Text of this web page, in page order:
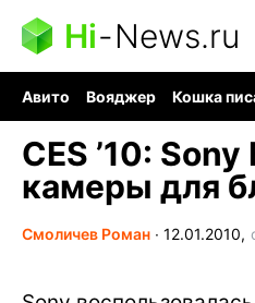
Hi-News.ru
Авито Вояджер Кошка
CES ’10:
камеры для
Смоличев Роман ∙ 12.01.2010,